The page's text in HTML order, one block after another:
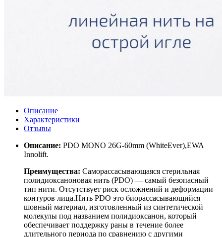
Описание
Характеристики
Отзывы
Описание: PDO MONO 26G-60mm (WhiteEver),EWA
Innolift.
Преимущества: Саморассасывающаяся стерильная
полидиоксаноновая нить (PDO) — самый безопасный
тип нити. Отсутствует риск осложнений и деформации
контуров лица.Нить PDO это биорассасывающийся
шовный материал, изготовленный из синтетической
молекулы под названием полидиоксанон, который
обеспечивает поддержку раны в течение более
длительного периода по сравнению с другими